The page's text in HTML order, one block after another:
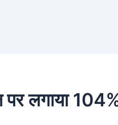
लगाया